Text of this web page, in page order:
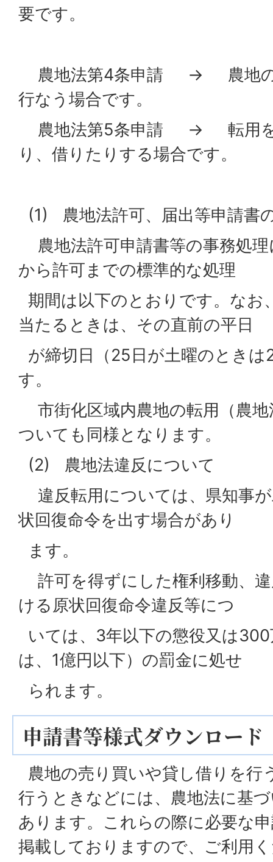
要です。
農地法第4条申請 → 農地の
行なう場合です。
農地法第5条申請 → 転用を
り、借りたりする場合です。
(1) 農地法許可、届出等申請書
農地法許可申請書等の事務処
から許可までの標準的な処理
期間は以下のとおりです。なお
当たるときは、その直前の平日
が締切日（25日が土曜のとき
す。
市街化区域内農地の転用（農
ついても同様となります。
(2) 農地法違反について
違反転用については、県知事
状回復命令を出す場合があり
ます。
許可を得ずにした権利移動、
ける原状回復命令違反等につ
いては、3年以下の懲役又は
は、1億円以下）の罰金に処せ
られます。
申請書等様式ダウンロード
農地の売り買いや貸し借りを行
行うときなどには、農地法に基
あります。これらの際に必要な
掲載しておりますので、ご利用